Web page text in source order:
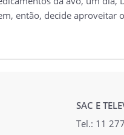
então, decide aproveitar
SAC E
Tel.: 11